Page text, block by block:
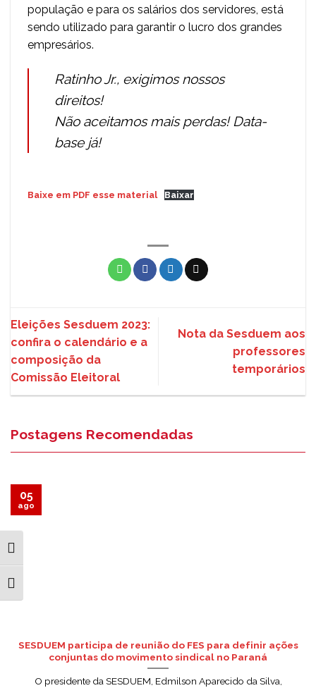
ALTERNAR ALTO CONTRASTE
ALTERNAR TAMANHO DA FONTE
população e para os salários dos servidores, está
sendo utilizado para garantir o lucro dos grandes
empresários.
Ratinho Jr., exigimos nossos
direitos!
Não aceitamos mais perdas! Data-
base já!
Baixe em PDF esse material Baixar
Eleições Sesduem 2023:
confira o calendário e a
composição da
Comissão Eleitoral
Nota da Sesduem aos
professores
temporários
Postagens Recomendadas
SESDUEM participa de reunião do FES para definir ações
conjuntas do movimento sindical no Paraná
O presidente da SESDUEM, Edmilson Aparecido da Silva,
05
ago